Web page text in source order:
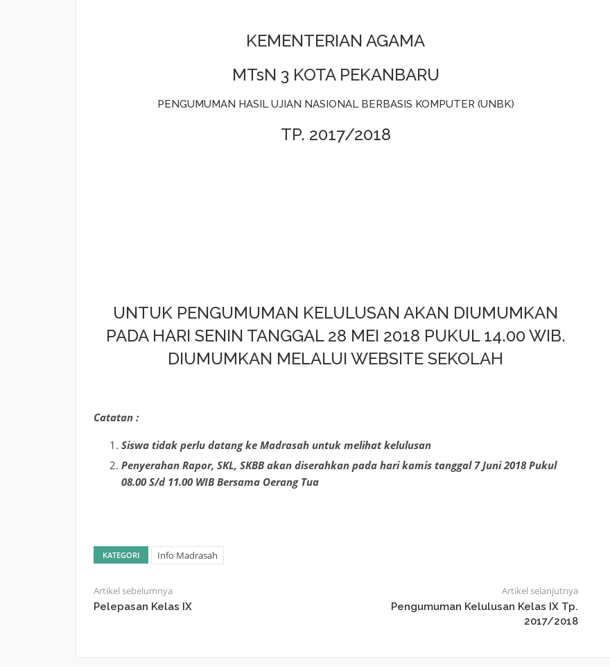
KEMENTERIAN AGAMA
MTsN 3 KOTA PEKANBARU
PENGUMUMAN HASIL UJIAN NASIONAL BERBASIS KOMPUTER (UNBK)
TP. 2017/2018
UNTUK PENGUMUMAN KELULUSAN AKAN DIUMUMKAN
PADA HARI SENIN TANGGAL 28 MEI 2018 PUKUL 14.00 WIB.
DIUMUMKAN MELALUI WEBSITE SEKOLAH
Catatan :
Siswa tidak perlu datang ke Madrasah untuk melihat kelulusan
Penyerahan Rapor, SKL, SKBB akan diserahkan pada hari kamis tanggal 7 Juni 2018 Pukul
08.00 S/d 11.00 WIB Bersama Oerang Tua
KATEGORI Info Madrasah
Artikel sebelumnya
Pelepasan Kelas IX
Artikel selanjutnya
Pengumuman Kelulusan Kelas IX Tp.
2017/2018